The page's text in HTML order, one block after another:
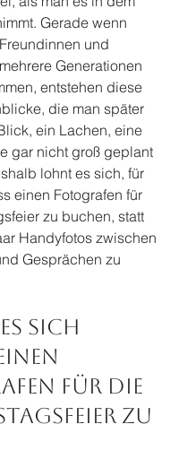
Gerade wenn
und
Generationen
entstehen diese
die man später
ein Lachen, eine
gar nicht groß geplant
lohnt es sich, für
einen Fotografen für
zu buchen, statt
Handyfotos zwischen
Gesprächen zu
sich
für die
zu